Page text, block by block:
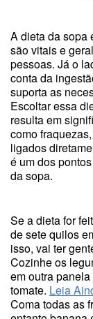
A dieta da sopa
são vitais e
pessoas. Já o
conta da
suporta as
Escoltar essa
resulta em
como
ligados
é um dos
da sopa.
Se a dieta for
de sete quilos
isso, vai ter
Cozinhe os
em outra
tomate. Leia
Coma todas as